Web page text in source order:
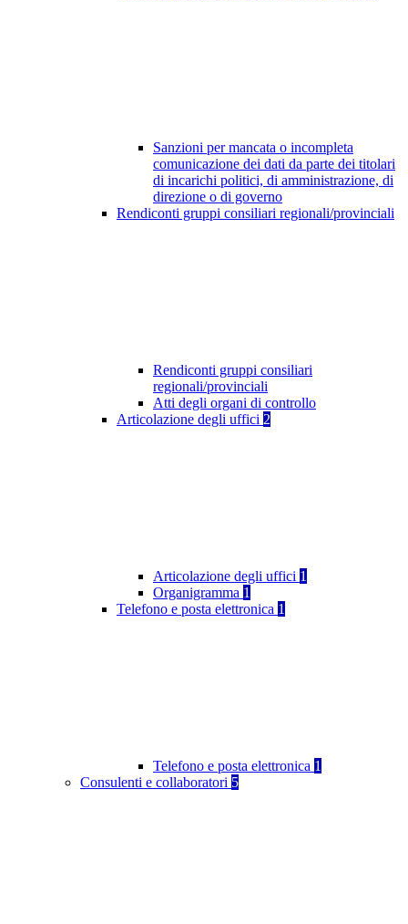
Sanzioni per mancata o incompleta
comunicazione dei dati da parte dei titolari
di incarichi politici, di amministrazione, di
direzione o di governo
Rendiconti gruppi consiliari regionali/provinciali
Rendiconti gruppi consiliari
regionali/provinciali
Atti degli organi di controllo
Articolazione degli uffici 2
Articolazione degli uffici 1
Organigramma 1
Telefono e posta elettronica 1
Telefono e posta elettronica 1
Consulenti e collaboratori 5